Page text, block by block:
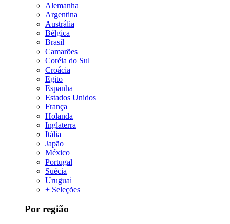
Alemanha
Argentina
Austrália
Bélgica
Brasil
Camarões
Coréia do Sul
Croácia
Egito
Espanha
Estados Unidos
França
Holanda
Inglaterra
Itália
Japão
México
Portugal
Suécia
Uruguai
+ Seleções
Por região